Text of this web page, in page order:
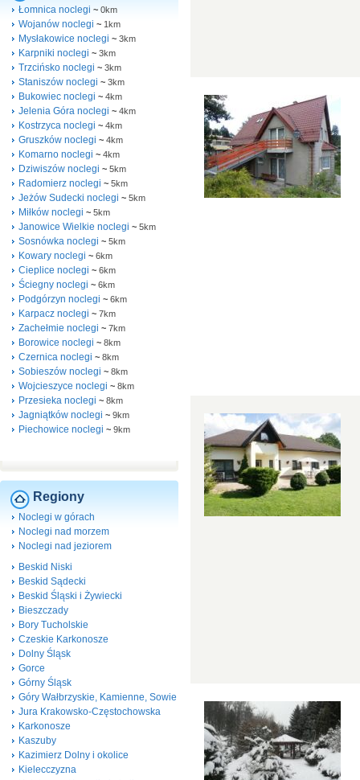
Łomnica noclegi ~ 0km
Wojanów noclegi ~ 1km
Mysłakowice noclegi ~ 3km
Karpniki noclegi ~ 3km
Trzcińsko noclegi ~ 3km
Staniszów noclegi ~ 3km
Bukowiec noclegi ~ 4km
Jelenia Góra noclegi ~ 4km
Kostrzyca noclegi ~ 4km
Gruszków noclegi ~ 4km
Komarno noclegi ~ 4km
Dziwiszów noclegi ~ 5km
Radomierz noclegi ~ 5km
Jeżów Sudecki noclegi ~ 5km
Miłków noclegi ~ 5km
Janowice Wielkie noclegi ~ 5km
Sosnówka noclegi ~ 5km
Kowary noclegi ~ 6km
Cieplice noclegi ~ 6km
Ściegny noclegi ~ 6km
Podgórzyn noclegi ~ 6km
Karpacz noclegi ~ 7km
Zachełmie noclegi ~ 7km
Borowice noclegi ~ 8km
Czernica noclegi ~ 8km
Sobieszów noclegi ~ 8km
Wojcieszyce noclegi ~ 8km
Przesieka noclegi ~ 8km
Jagniątków noclegi ~ 9km
Piechowice noclegi ~ 9km
Regiony
Noclegi w górach
Noclegi nad morzem
Noclegi nad jeziorem
Beskid Niski
Beskid Sądecki
Beskid Śląski i Żywiecki
Bieszczady
Bory Tucholskie
Czeskie Karkonosze
Dolny Śląsk
Gorce
Górny Śląsk
Góry Wałbrzyskie, Kamienne, Sowie
Jura Krakowsko-Częstochowska
Karkonosze
Kaszuby
Kazimierz Dolny i okolice
Kielecczyzna